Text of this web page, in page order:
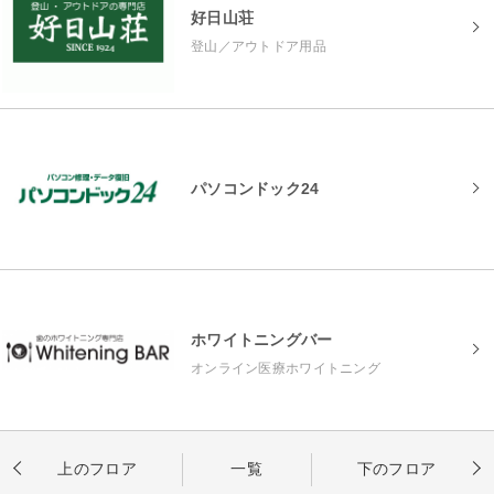
好日山荘
登山／アウトドア用品
パソコンドック24
ホワイトニングバー
オンライン医療ホワイトニング
上のフロア 一覧 下のフロア